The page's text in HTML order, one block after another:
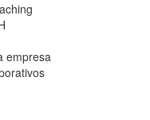
empresa